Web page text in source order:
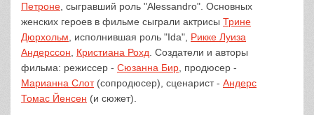
Петроне , сыгравший роль "Alessandro". Основных
женских героев в фильме сыграли актрисы Трине
Дюрхольм , исполнившая роль "Ida", Рикке Луиза
Андерссон
Кристиана Рохд . Создатели и авторы
фильма: режиссер - Сюзанна Бир , продюсер -
Марианна Слот(сопродюсер), сценарист - Андерс
Томас Йенсен (и сюжет).